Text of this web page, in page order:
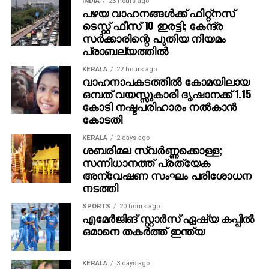
ചെയ്തപ്പോൾ അറുപത്തിനായിരത്തിൽപ്പരം കാഴ്ചക്കാർ
നിറഞ്ഞ ഇവന്റിലെ സദസ്സ് ഹർഷാരവം കൊണ്ട്
വേദിയെ ധന്യമാക്കി. ഐമാക്‌സിലാണ് ചിത്രം
ഒരുങ്ങുന്നത് എന്നതിനാല്‍ തന്നെ തിയേറ്ററുകളില്‍
ഗംഭീരമായ കാഴ്ചാനുഭൂതി
സമ്മാനിക്കുമെന്നുറപ്പാണ്.ബാഹുബലിയും ആർ ആർ
ആറും ഒരുക്കിയ രാജമൗലിയുടെ ബ്രഹ്മാണ്ഡ ചിത്രം
വാരണാസി 2027ൽ തിയേറ്ററുകളിലേക്കെത്തും. പി ആർ
ഓ ആൻഡ് മാർക്കറ്റിംഗ് സ്ട്രാറ്റജിസ്റ്റ് : പ്രതീഷ് ശേഖർ.
പഴയ വാഹനങ്ങള്‍ക്ക് ഫിറ്റ്‌നസ്
ടെസ്റ്റ് ഫീസ് 10 ഇരട്ടി; കേന്ദ്ര
സര്‍ക്കാരിന്റെ പുതിയ നിയമം
പ്രാബല്യത്തില്‍
KERALA 22 hours ago
വാഹനാപകടത്തില്‍ കോമയിലായ
ഒമ്പത് വയസ്സുകാരി ദൃഷാനക്ക് 1.15
കോടി നഷ്ടപരിഹാരം നല്‍കാന്‍
കോടതി
KERALA 2 days ago
ശബരിമല സ്വര്‍ണ്ണക്കൊള്ള;
സന്നിധാനത്ത് പ്രത്യേക
അന്വേഷണ സംഘം പരിശോധന
നടത്തി
SPORTS 20 hours ago
എമേര്‍ജിങ് സ്റ്റാര്‍സ് ഏഷ്യ കപ്പില്‍
ഒമാനെ തകര്‍ത്ത് ഇന്ത്യ
KERALA 3 days ago